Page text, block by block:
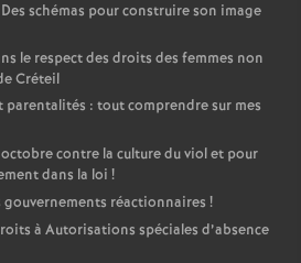
schémas pour construire son image
le respect des droits des femmes non
Créteil
parentalités : tout comprendre sur mes
octobre contre la culture du viol et pour
dans la loi !
réactionnaires !
à Autorisations spéciales d’absence